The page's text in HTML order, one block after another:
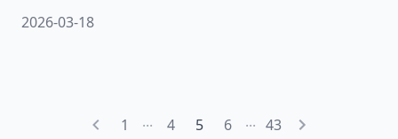
拾得人，同時在網路上公告招領。本文將完整說明
2026-03-18
1 ... 4 5 6 ... 43